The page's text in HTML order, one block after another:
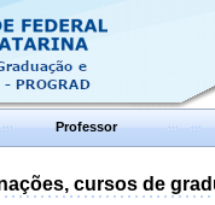
Professor
cursos de